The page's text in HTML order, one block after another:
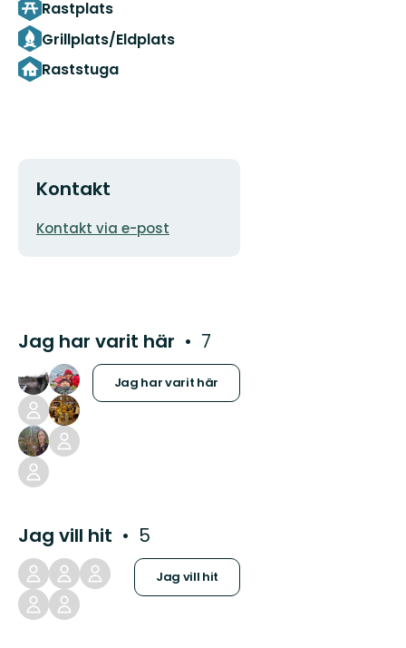
Rastplats
Grillplats/Eldplats
Raststuga
Kontakt
E-
Kontakt via e-post
Jag har varit här 7
Jag har varit här
Jag vill hit 5
Jag vill hit